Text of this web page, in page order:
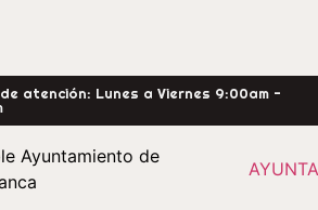
atención: Lunes a Viernes 9:00am -
Ayuntamiento de